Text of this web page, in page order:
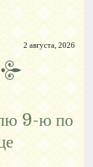
2 августа, 2026
9-ю по